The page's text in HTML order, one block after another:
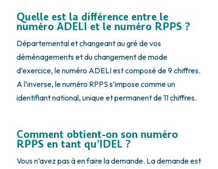
Quelle est la différence entre le
numéro ADELI et le numéro RPPS ?
Départemental et changeant au gré de vos
déménagements et du changement de mode
d’exercice, le numéro ADELI est composé de 9 chiffres.
A l’inverse, le numéro RPPS s’impose comme un
identifiant national, unique et permanent de 11 chiffres.
Comment obtient-on son numéro
RPPS en tant qu’IDEL ?
Vous n’avez pas à en faire la demande. La demande est